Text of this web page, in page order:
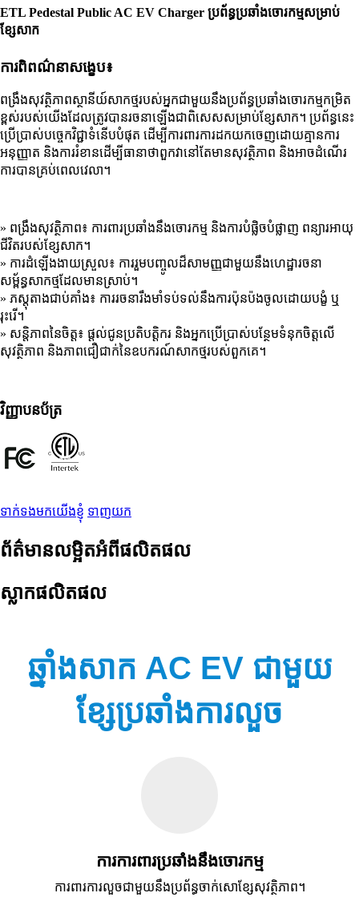
ETL Pedestal Public AC EV Charger ប្រព័ន្ធប្រឆាំងចោរកម្មសម្រាប់
ខ្សែសាក
ការពិពណ៌នាសង្ខេប៖
ពង្រឹងសុវត្ថិភាពស្ថានីយ៍សាកថ្មរបស់អ្នកជាមួយនឹងប្រព័ន្ធប្រឆាំងចោរកម្មកម្រិត
ខ្ពស់របស់យើងដែលត្រូវបានរចនាឡើងជាពិសេសសម្រាប់ខ្សែសាក។ ប្រព័ន្ធនេះ
ប្រើប្រាស់បច្ចេកវិជ្ជាទំនើបបំផុត ដើម្បីការពារការដកយកចេញដោយគ្មានការ
អនុញ្ញាត និងការរំខានដើម្បីធានាថាពួកវានៅតែមានសុវត្ថិភាព និងអាចដំណើរ
ការបានគ្រប់ពេលវេលា។
» ពង្រឹងសុវត្ថិភាព៖ ការពារប្រឆាំងនឹងចោរកម្ម និងការបំផ្លិចបំផ្លាញ ពន្យារអាយុ
ជីវិតរបស់ខ្សែសាក។
» ការដំឡើងងាយស្រួល៖ ការរួមបញ្ចូលដ៏សាមញ្ញជាមួយនឹងហេដ្ឋារចនា
សម្ព័ន្ធសាកថ្មដែលមានស្រាប់។
» ភស្តុតាងជាប់គាំង៖ ការរចនារឹងមាំទប់ទល់នឹងការប៉ុនប៉ងចូលដោយបង្ខំ ឬ
រុះរើ។
» សន្តិភាពនៃចិត្ត៖ ផ្តល់ជូនប្រតិបត្តិករ និងអ្នកប្រើប្រាស់បន្ថែមទំនុកចិត្តលើ
សុវត្ថិភាព និងភាពជឿជាក់នៃឧបករណ៍សាកថ្មរបស់ពួកគេ។
វិញ្ញាបនប័ត្រ
ទាក់ទងមកយើងខ្ញុំ ទាញយក
ព័ត៌មានលម្អិតអំពីផលិតផល
ស្លាកផលិតផល
ឆ្នាំងសាក AC EV ជាមួយ
ខ្សែប្រឆាំងការលួច
ការការពារប្រឆាំងនឹងចោរកម្ម
ការពារការលួចជាមួយនឹងប្រព័ន្ធចាក់សោខ្សែសុវត្ថិភាព។